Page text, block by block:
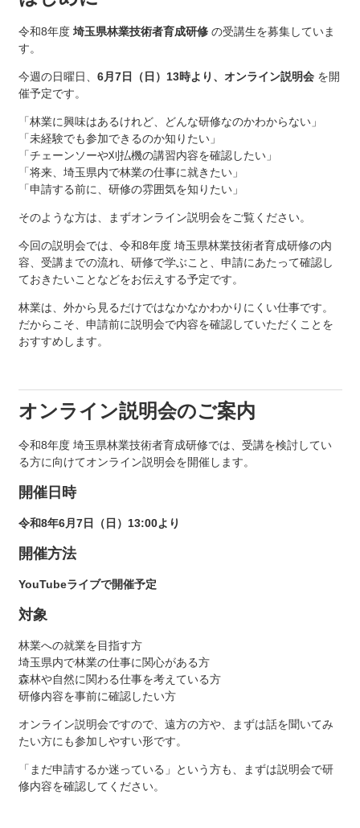
令和8年度 埼玉県林業技術者育成研修の受講生を募集していま
す。
今週の日曜日、 6月7日（日）13時より、オンライン説明会を開
催予定です。
「林業に興味はあるけれど、どんな研修なのかわからない」
「未経験でも参加できるのか知りたい」
「チェーンソーや刈払機の講習内容を確認したい」
「将来、埼玉県内で林業の仕事に就きたい」
「申請する前に、研修の雰囲気を知りたい」
そのような方は、まずオンライン説明会をご覧ください。
今回の説明会では、令和8年度 埼玉県林業技術者育成研修の内
容、受講までの流れ、研修で学ぶこと、申請にあたって確認し
ておきたいことなどをお伝えする予定です。
林業は、外から見るだけではなかなかわかりにくい仕事です。
だからこそ、申請前に説明会で内容を確認していただくことを
おすすめします。
オンライン説明会のご案内
令和8年度 埼玉県林業技術者育成研修では、受講を検討してい
る方に向けてオンライン説明会を開催します。
開催日時
令和8年6月7日（日）13:00より
開催方法
YouTubeライブで開催予定
対象
林業への就業を目指す方
埼玉県内で林業の仕事に関心がある方
森林や自然に関わる仕事を考えている方
研修内容を事前に確認したい方
オンライン説明会ですので、遠方の方や、まずは話を聞いてみ
たい方にも参加しやすい形です。
「まだ申請するか迷っている」という方も、まずは説明会で研
修内容を確認してください。